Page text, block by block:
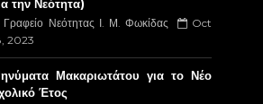
την Νεότητα)
Γραφείο Νεότητας Ι. Μ. Φωκίδας
Oct
2023
Μακαριωτάτου για το Νέο
Έτος